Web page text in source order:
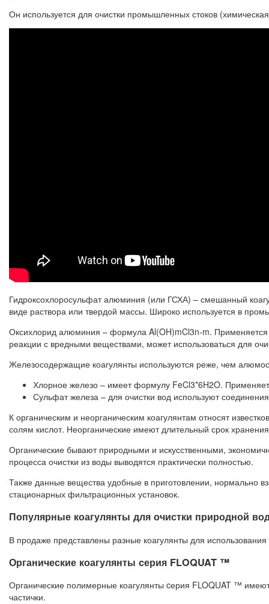
Он используется для очистки промышленных стоков
Гидроксохлоросульфат алюминия (или ГСХА) – смешанный
виде раствора или твердой массы. Широко используется в
Оксихлорид алюминия – формула Al(OH)mCl3n-m. Применяется
реакции с вредными веществами, может использоваться для
Железосодержащие коагулянты используются реже, чем
Хлорное железо – имеет формулу FeCl3*6H2O.
Сульфат железа – для очистки вод используют
К органическим и неорганическим коагулянтам относят
солям кислот. Неорганические имеют длительный срок
Органические бывают природными и искусственными,
процесса очистки из воды выводятся практически полностью.
Также данные вещества удобные в приготовлении, нормально
стационарных фильтрационных установок.
Популярные коагулянты для очистки природной
В продаже представлены разные коагулянты для
Органические коагулянты cерия FLOQUAT ™
Органические полимерные коагулянты cерия FLOQUAT ™
частички.